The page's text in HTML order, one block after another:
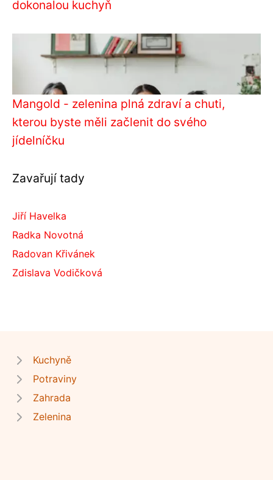
dokonalou kuchyň
Mangold - zelenina plná zdraví a chuti,
kterou byste měli začlenit do svého
jídelníčku
Zavařují tady
Jiří Havelka
Radka Novotná
Radovan Křivánek
Zdislava Vodičková
Kuchyně
Potraviny
Zahrada
Zelenina